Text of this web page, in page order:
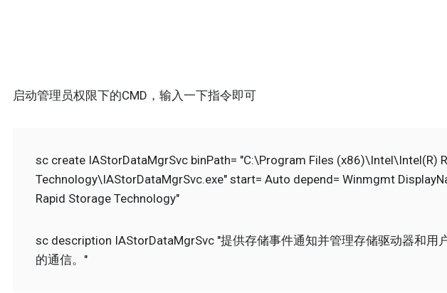
启动管理员权限下的CMD，输入一下指令即可
sc create IAStorDataMgrSvc binPath= "C:\Program Files (x86)\Intel\Intel(R)
Technology\IAStorDataMgrSvc.exe" start= Auto depend= Winmgmt
Rapid Storage Technology"
sc description IAStorDataMgrSvc "提供存储事件通知并管理存储驱动器和用
的通信。"